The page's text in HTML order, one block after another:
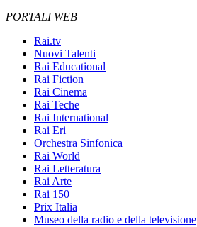
PORTALI WEB
Rai.tv
Nuovi Talenti
Rai Educational
Rai Fiction
Rai Cinema
Rai Teche
Rai International
Rai Eri
Orchestra Sinfonica
Rai World
Rai Letteratura
Rai Arte
Rai 150
Prix Italia
Museo della radio e della televisione